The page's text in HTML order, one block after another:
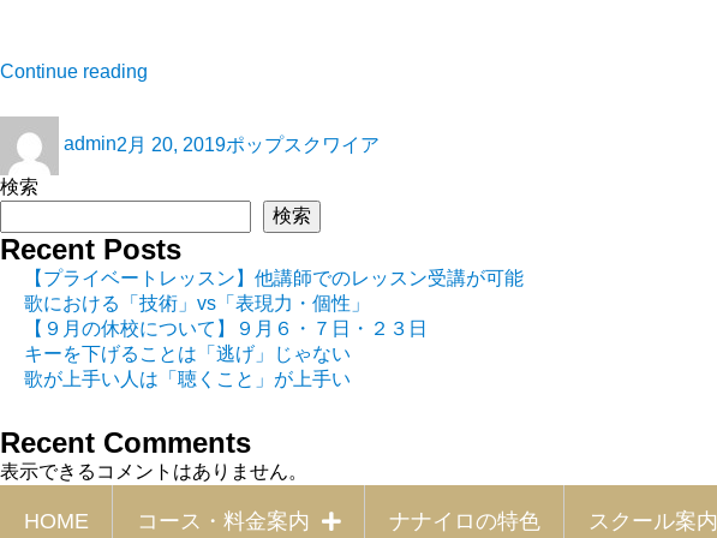
Continue reading
admin2月 20, 2019ポップスクワイア
検索
検索
Recent Posts
【プライベートレッスン】他講師でのレッスン受講が可能
歌における「技術」vs「表現力・個性」
【９月の休校について】９月６・７日・２３日
キーを下げることは「逃げ」じゃない
歌が上手い人は「聴くこと」が上手い
Recent Comments
表示できるコメントはありません。
HOME コース・料金案内 ナナイロの特色 スクール案内